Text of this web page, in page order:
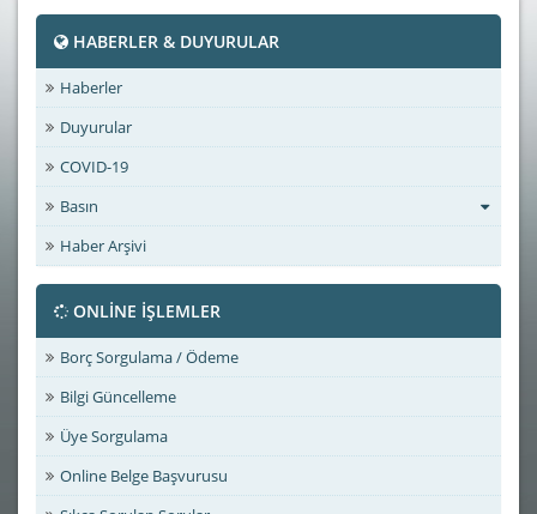
HABERLER & DUYURULAR
Haberler
Duyurular
COVID-19
Basın
Haber Arşivi
ONLİNE İŞLEMLER
Borç Sorgulama / Ödeme
Bilgi Güncelleme
Üye Sorgulama
Online Belge Başvurusu